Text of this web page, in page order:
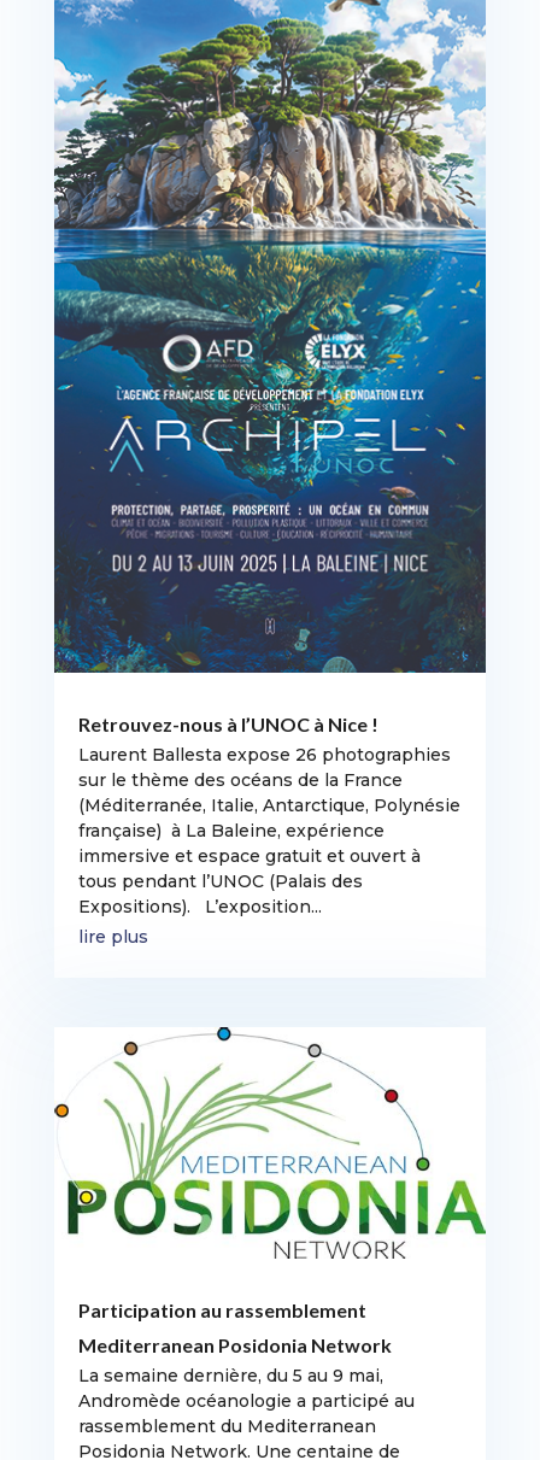
Retrouvez-nous à l’UNOC à Nice !
Laurent Ballesta expose 26 photographies
sur le thème des océans de la France
(Méditerranée, Italie, Antarctique, Polynésie
française) à La Baleine, expérience
immersive et espace gratuit et ouvert à
tous pendant l’UNOC (Palais des
Expositions). L’exposition...
lire plus
Participation au rassemblement
Mediterranean Posidonia Network
La semaine dernière, du 5 au 9 mai,
Andromède océanologie a participé au
rassemblement du Mediterranean
Posidonia Network. Une centaine de